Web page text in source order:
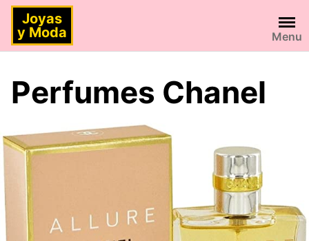
Saltar
contenido
Joyas
y Moda
Menu
Perfumes Chanel